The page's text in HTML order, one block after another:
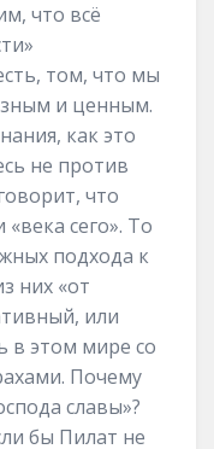
что всё
том, что мы
и ценным.
как это
не против
что
сего». То
подхода к
них «от
или
в этом мире со
Почему
славы»?
бы Пилат не